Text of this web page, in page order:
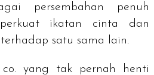
persembahan penuh
ikatan cinta dan
satu sama lain.
yang tak pernah henti